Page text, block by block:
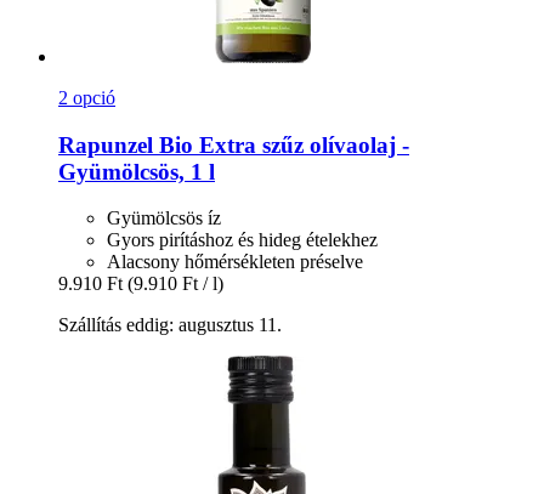
2 opció
Rapunzel Bio Extra szűz olívaolaj -​
Gyümölcsös, 1 l
Gyümölcsös íz
Gyors pirításhoz és hideg ételekhez
Alacsony hőmérsékleten préselve
9.910 Ft (9.910 Ft / l)
Szállítás eddig: augusztus 11.